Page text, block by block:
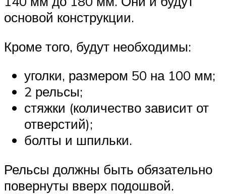
основой конструкции.
Кроме того, будут необходимы:
уголки, размером 50 на 100 мм;
2 рельсы;
стяжки (количество зависит от
отверстий);
болты и шпильки.
Рельсы должны быть обязательно
повернуты вверх подошвой.